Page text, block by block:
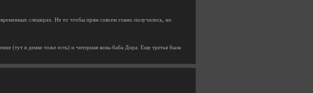
слешерах. Не то чтобы прям совсем говно получилось, но
(тут в демке тоже есть) и читерная конь-баба Дора. Еще третья была